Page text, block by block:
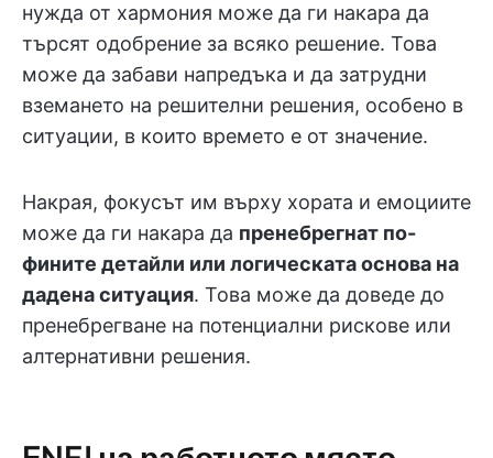
нужда от хармония може да ги накара да
търсят одобрение за всяко решение. Това
може да забави напредъка и да затрудни
вземането на решителни решения, особено в
ситуации, в които времето е от значение.
Накрая, фокусът им върху хората и емоциите
може да ги накара да пренебрегнат по-
фините детайли или логическата основа на
дадена ситуация. Това може да доведе до
пренебрегване на потенциални рискове или
алтернативни решения.